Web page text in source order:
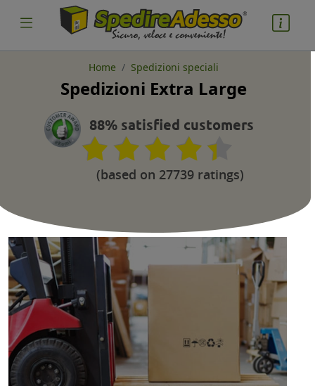
cosa spedire
Pacco
Nazione partenza
Nazione arrivo
quantità
1
COLLO 1
Home Spedizioni speciali
Spedizioni Extra Large
88% satisfied customers
(based on 27739 ratings)